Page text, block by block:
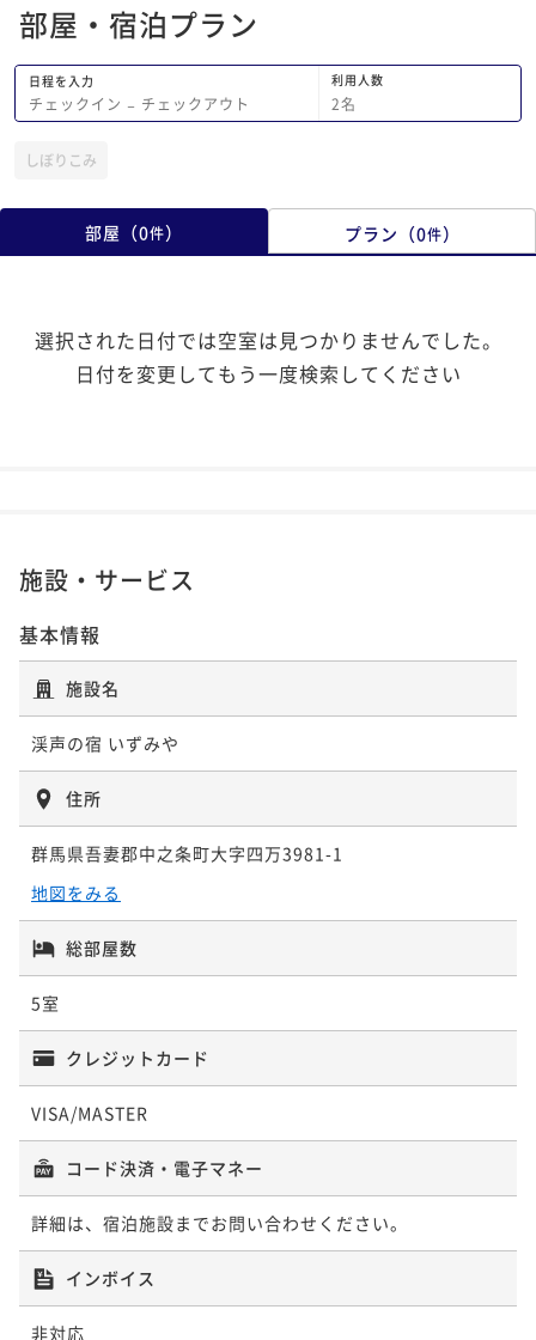
部屋・宿泊プラン
日程を入力
チェックイン − チェックアウト
利用人数
2名
しぼりこみ
部屋 （0件） プラン （0件）
選択された日付では空室は見つかりませんでした。
日付を変更してもう一度検索してください
施設・サービス
基本情報
施設名
渓声の宿 いずみや
住所
群馬県吾妻郡中之条町大字四万3981-1
地図をみる
総部屋数
5室
クレジットカード
VISA/MASTER
コード決済・電子マネー
詳細は、宿泊施設までお問い合わせください。
インボイス
非対応